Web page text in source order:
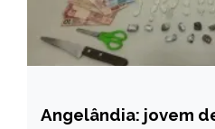
CAPELINHA
Angelândia: jovem